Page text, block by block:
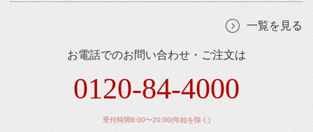
一覧を見る
お電話でのお問い合わせ・ご注文は
0120-84-4000
受付時間8:00〜20:00(年始を除く)